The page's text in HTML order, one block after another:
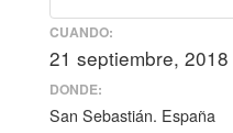
CUANDO:
21 septiembre, 2018
DONDE:
San Sebastián. España